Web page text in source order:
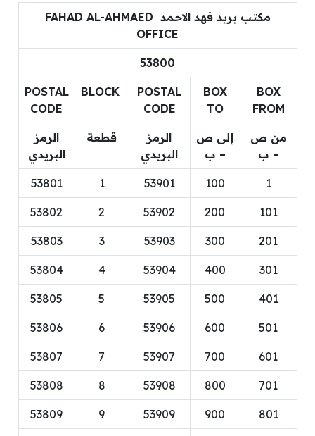
مكتب بريد فهد الاحمد FAHAD AL-AHMAED
OFFICE
53800
BOX
FROM
BOX
TO
POSTAL
CODE
BLOCK
POSTAL
CODE
من ص
– ب
إلى ص
– ب
الرمز
البريدي
قطعة
الرمز
البريدي
1
100
53901
1
53801
101
200
53902
2
53802
201
300
53903
3
53803
301
400
53904
4
53804
401
500
53905
5
53805
501
600
53906
6
53806
601
700
53907
7
53807
701
800
53908
8
53808
801
900
53909
9
53809